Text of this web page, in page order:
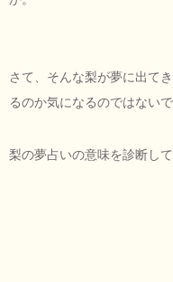
さて、そんな梨が夢に出て
るのか気になるのではないで
梨の夢占いの意味を診断して